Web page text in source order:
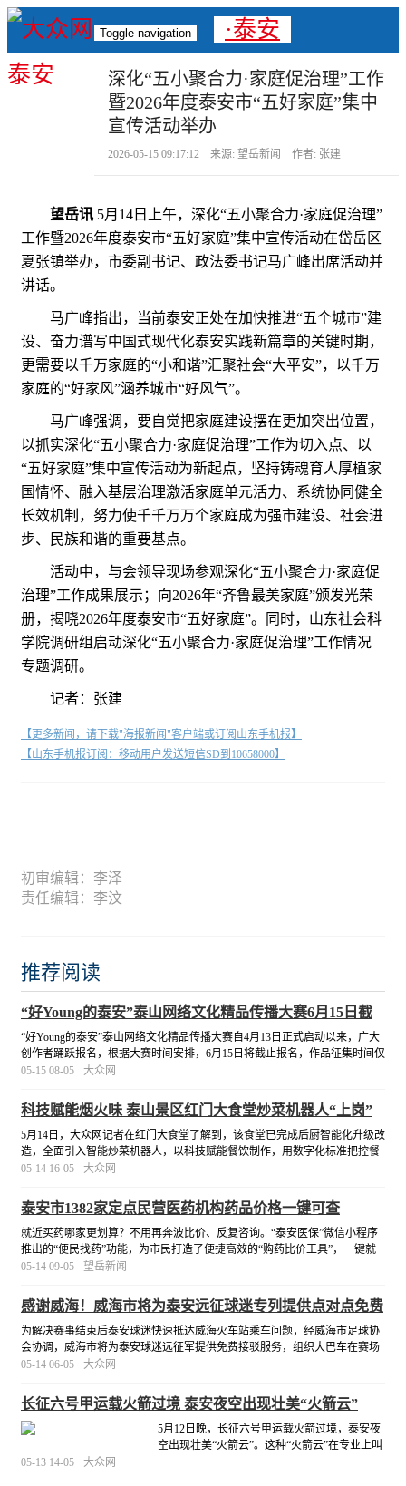
Toggle navigation ·泰安
深化“五小聚合力·家庭促治理”工作
暨2026年度泰安市“五好家庭”集中
宣传活动举办
2026-05-15 09:17:12 来源: 望岳新闻 作者: 张建
望岳讯 5月14日上午，深化“五小聚合力·家庭促治理”
工作暨2026年度泰安市“五好家庭”集中宣传活动在岱岳区
夏张镇举办，市委副书记、政法委书记马广峰出席活动并
讲话。
马广峰指出，当前泰安正处在加快推进“五个城市”建
设、奋力谱写中国式现代化泰安实践新篇章的关键时期，
更需要以千万家庭的“小和谐”汇聚社会“大平安”，以千万
家庭的“好家风”涵养城市“好风气”。
马广峰强调，要自觉把家庭建设摆在更加突出位置，
以抓实深化“五小聚合力·家庭促治理”工作为切入点、以
“五好家庭”集中宣传活动为新起点，坚持铸魂育人厚植家
国情怀、融入基层治理激活家庭单元活力、系统协同健全
长效机制，努力使千千万万个家庭成为强市建设、社会进
步、民族和谐的重要基点。
活动中，与会领导现场参观深化“五小聚合力·家庭促
治理”工作成果展示；向2026年“齐鲁最美家庭”颁发光荣
册，揭晓2026年度泰安市“五好家庭”。同时，山东社会科
学院调研组启动深化“五小聚合力·家庭促治理”工作情况
专题调研。
记者：张建
【更多新闻，请下载"海报新闻"客户端或订阅山东手机报】
【山东手机报订阅：移动用户发送短信SD到10658000】
初审编辑：李泽
责任编辑：李汶
推荐阅读
“好Young的泰安”泰山网络文化精品传播大赛6月15日截
止报名
“好Young的泰安”泰山网络文化精品传播大赛自4月13日正式启动以来，广大
创作者踊跃报名，根据大赛时间安排，6月15日将截止报名，作品征集时间仅
剩1个月。[详细]
05-15 08-05 大众网
科技赋能烟火味 泰山景区红门大食堂炒菜机器人“上岗”
5月14日，大众网记者在红门大食堂了解到，该食堂已完成后厨智能化升级改
造，全面引入智能炒菜机器人，以科技赋能餐饮制作，用数字化标准把控餐
食品质，开启智慧餐饮全新运营模式。
05-14 16-05 大众网
泰安市1382家定点民营医药机构药品价格一键可查
就近买药哪家更划算？不用再奔波比价、反复咨询。“泰安医保”微信小程序
推出的“便民找药”功能，为市民打造了便捷高效的“购药比价工具”，一键就
能实现药品价格“货比三家”，轻松解决“找药难、比价烦”的困扰。
05-14 09-05 望岳新闻
感谢威海！威海市将为泰安远征球迷专列提供点对点免费
接驳车
为解决赛事结束后泰安球迷快速抵达威海火车站乘车问题，经威海市足球协
会协调，威海市将为泰安球迷远征军提供免费接驳服务，组织大巴车在赛场
外等候，实现球场到火车站的快速中转，确保泰安球迷在观赛后，快速有序
05-14 06-05 大众网
长征六号甲运载火箭过境 泰安夜空出现壮美“火箭云”
5月12日晚，长征六号甲运载火箭过境，泰安夜
空出现壮美“火箭云”。这种“火箭云”在专业上叫
05-13 14-05 大众网